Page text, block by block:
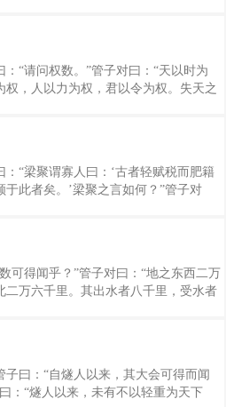
废其所虑而请，故天下乐从也。 利
其国无敌；出二孔者，其兵不诎；
奈何？”对曰，“某乡田若干？人事之准
干？曰：某县之人若干？田若干？币若
重若干而中币？终岁度人食，其余若
女胜事者终岁绩，其功业若干？以功业
终岁，人已衣被之后，余衣若干？别群
：“有莞蒲之壤，有竹箭檀柘之壤，有
，有水潦鱼鳖之壤。今四�
：“请问权数。”管子对曰：“天以时为
权，人以力为权，君以令为权。失天之
对曰：“汤七年旱，禹五年水，民之无
。汤以庄山之金铸币，而赎民之无(米??)
历山之金铸币，而赎民之无卖子者。
地之权皆失也。故王者岁守十分之参，
岁，三十一年而藏十一年与少半。藏三
于沟壑乞请者也。此守时以待天权之道
“善。吾欲行三权之
：“梁聚谓寡人曰：‘古者轻赋税而肥籍
于此者矣。’梁聚之言如何？”管子对
器不奉，而诸侯之皮币不衣；仓廪虚则
，皮币不衣于天下；内，国倳贱。梁聚
有山，山有金，以立币，以币准谷而授
在上，谷贾什倍。农夫夜寝蚤起，不待
倍。士半禄而死君，农夫夜寝蚤起，力
得不用。故使民无有不得不使者。夫梁
”桓公曰：“善。” 桓公
可得闻乎？”管子对曰：“地之东西二万
二万六千里。其出水者八千里，受水者
以分壤树谷也，戈矛之所发，刀币之所
余，拙者不足。封于泰山，禅于梁父，
二家，得失之数，皆在此内。是谓国
“何谓得失之数皆在此？”管子对
有天下而用不足，汤有七十里之薄而
子曰：“自燧人以来，其大会可得而闻
：“燧人以来，未有不以轻重为天下